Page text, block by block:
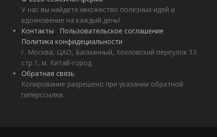
У нас вы найдете множество полезных идей и
вдохновение на каждый день!
Контакты
Пользовательское соглашение
Политика конфидециальности
г. Москва, ЦАО, Басманный, Хохловский переулок 13
стр.1, м. Китай-город
Обратная связь
Копирование разрешено при указании обратной
гиперссылки.